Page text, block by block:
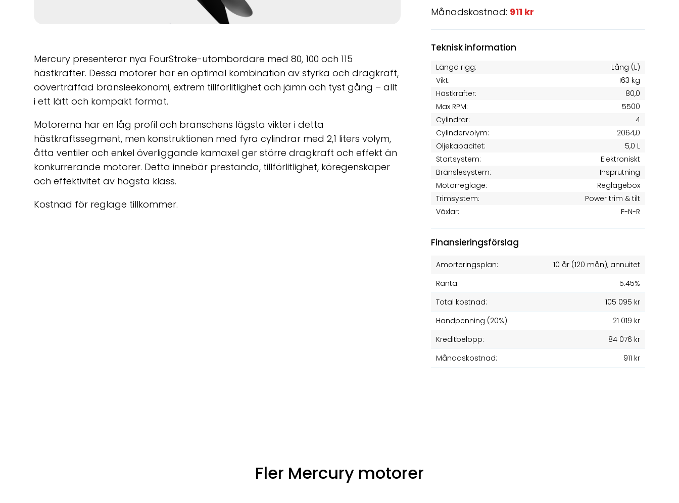
Månadskostnad: 911 kr
Teknisk information
Längd rigg:
Lång (L)
Vikt:
163 kg
Hästkrafter:
80,0
Max RPM:
5500
Cylindrar:
4
Cylindervolym:
2064,0
Oljekapacitet:
5,0 L
Startsystem:
Elektroniskt
Bränslesystem:
Insprutning
Motorreglage:
Reglagebox
Trimsystem:
Power trim & tilt
Växlar:
F-N-R
Finansieringsförslag
Amorteringsplan: 10 år(120 mån), annuitet
Ränta:
5.45%
Total kostnad:
105 095 kr
Handpenning (20%):
21 019 kr
Kreditbelopp:
84 076 kr
Månadskostnad:
911 kr
Mercury presenterar nya FourStroke-utombordare med 80, 100 och 115
hästkrafter. Dessa motorer har en optimal kombination av styrka och dragkraft,
oöverträffad bränsleekonomi, extrem tillförlitlighet och jämn och tyst gång – allt
i ett lätt och kompakt format.
Motorerna har en låg profil och branschens lägsta vikter i detta
hästkraftssegment, men konstruktionen med fyra cylindrar med 2,1 liters volym,
åtta ventiler och enkel överliggande kamaxel ger större dragkraft och effekt än
konkurrerande motorer. Detta innebär prestanda, tillförlitlighet, köregenskaper
och effektivitet av högsta klass.
Kostnad för reglage tillkommer.
Fler Mercury motorer